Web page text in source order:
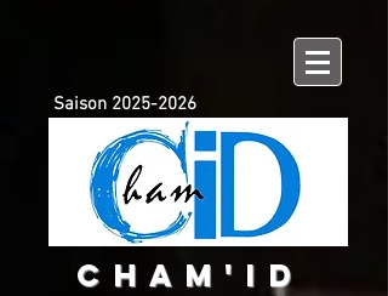
Saison 2025-2026
CHAM'ID